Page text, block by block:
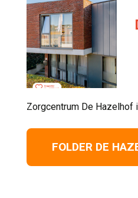
Zorgcentrum De Hazelhof
FOLDER DE